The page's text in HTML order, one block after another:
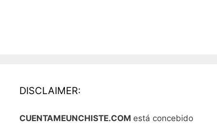
DISCLAIMER:
CUENTAMEUNCHISTE.COM está concebido